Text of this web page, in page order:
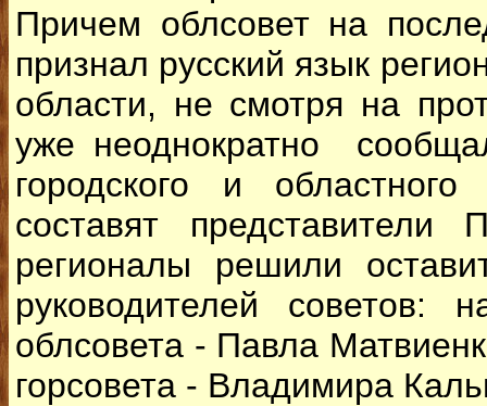
Причем облсовет на
признал русский язык
области, не смотря на
уже неоднократно
городского и
составят представители
регионалы решили
руководителей советов:
облсовета - Павла
горсовета - Владимира